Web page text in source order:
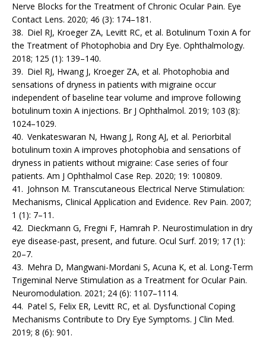
Nerve Blocks for the Treatment of Chronic Ocular Pain. Eye
Contact Lens. 2020; 46 (3): 174–181.
38. Diel RJ, Kroeger ZA, Levitt RC, et al. Botulinum Toxin A for
the Treatment of Photophobia and Dry Eye. Ophthalmology.
2018; 125 (1): 139–140.
39. Diel RJ, Hwang J, Kroeger ZA, et al. Photophobia and
sensations of dryness in patients with migraine occur
independent of baseline tear volume and improve following
botulinum toxin A injections. Br J Ophthalmol. 2019; 103 (8):
1024–1029.
40. Venkateswaran N, Hwang J, Rong AJ, et al. Periorbital
botulinum toxin A improves photophobia and sensations of
dryness in patients without migraine: Case series of four
patients. Am J Ophthalmol Case Rep. 2020; 19: 100809.
41. Johnson M. Transcutaneous Electrical Nerve Stimulation:
Mechanisms, Clinical Application and Evidence. Rev Pain. 2007;
1 (1): 7–11.
42. Dieckmann G, Fregni F, Hamrah P. Neurosti­mulation in dry
eye disease-past, present, and future. Ocul Surf. 2019; 17 (1):
20–7.
43. Mehra D, Mangwani-Mordani S, Acuna K, et al. Long-Term
Trigeminal Nerve Stimulation as a Treatment for Ocular Pain.
Neuromodulation. 2021; 24 (6): 1107–1114.
44. Patel S, Felix ER, Levitt RC, et al. Dysfunctional Coping
Mechanisms Contribute to Dry Eye Symptoms. J Clin Med.
2019; 8 (6): 901.